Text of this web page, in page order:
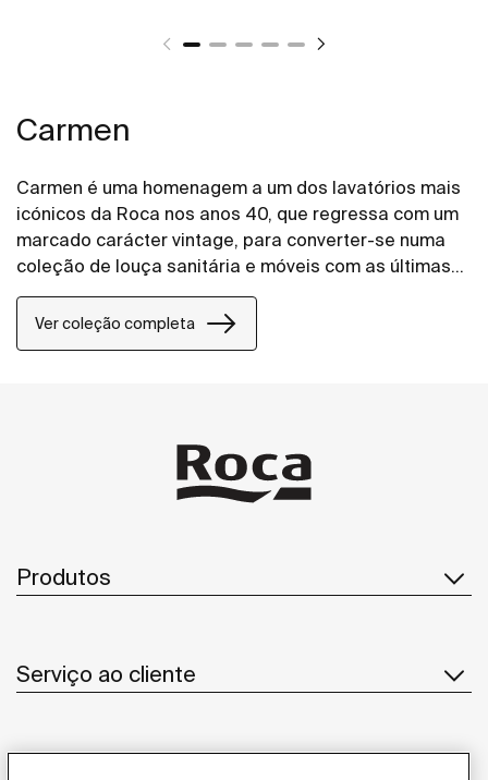
Carmen
Carmen é uma homenagem a um dos lavatórios mais
icónicos da Roca nos anos 40, que regressa com um
marcado carácter vintage, para converter-se numa
coleção de louça sanitária e móveis com as últimas
inovações em design para espaços de banho.
Ver coleção completa
Produtos
Serviço ao cliente